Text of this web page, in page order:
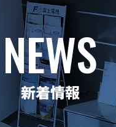
溶解炉メンテナン
ス
代表者挨拶
募集要項
NEWS
新着情報